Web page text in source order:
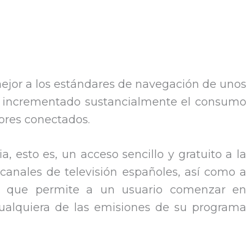
a los estándares de navegación de unos
sustancialmente el consumo
conectados.
esto es, un acceso sencillo y gratuito a la
de televisión españoles, así como a
que permite a un usuario comenzar en
de las emisiones de su programa